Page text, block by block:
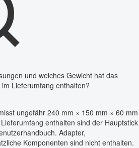
und welches Gewicht hat das
Lieferumfang enthalten?
ungefähr 240 mm × 150 mm × 60 mm
enthalten sind der Hauptstick
Adapter,
Komponenten sind nicht enthalten.